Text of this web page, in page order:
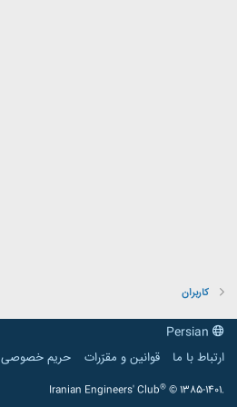
کاربران
ارتباط با ما
قوانین و مقرّرات حریم خصوصی
Iranian Engineers' Club® © 1385-1401.